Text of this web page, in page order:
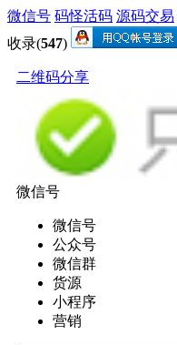
微信号 码怪活码 源码交易
收录(547)
二维码分享
微信号
微信号
公众号
微信群
货源
小程序
营销